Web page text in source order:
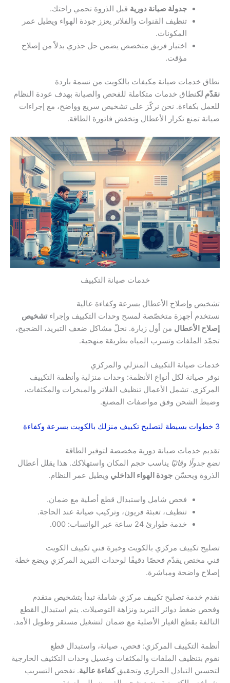
جدولة صيانة دورية قبل الذروة تحمي راحتك.
تنظيف القنوات والفلاتر يعزز جودة الهواء ويطيل عمر
المكونات.
اختيار فريق متخصص يضمن حل جذري بدلاً من إصلاح
مؤقت.
نطاق خدمات صيانة مكيفات بالكويت من نسمة باردة
نقدّم لكنطاق خدمات متكاملة للفحص والصيانة بهدف عودة النظام
للعمل بكفاءة. نحن نركّز على تشخيص سريع وواضح، مع إجراءات
صيانة تمنع تكرار الأعطال وتخفض فاتورة الطاقة.
خدمات صيانة التكييف
تشخيص وإصلاح الأعطال بسرعة وكفاءة عالية
نستخدم أجهزة متخصّصة لمسح وحدات التكييف وإجراءتشخيص
إصلاح الأعطال من أول زيارة. نحلّ مشاكل ضعف التبريد، الضجيج،
تجمّد الملفات وتسرب المياه بطريقة منهجية.
خدمات صيانة التكييف المنزلي والمركزي
نوفر صيانة لكل أنواع الأنظمة: وحدات منزلية وأنظمة التكييف
المركزي. تشمل الأعمال تنظيف الفلاتر والمبخرات والمكثفات،
وضبط الشحن وفق مواصفات المصنع.
3 خطوات بسيطة لتصليح تكييف منزلك بالكويت بسرعة وكفاءة
تقديم خدمات صيانة دورية مخصصة لتوفير الطاقة
نضع جدولًا وقائيًا يناسب حجم المكان واستهلاكك. هذا يقلل أعطال
الذروة ويحسّن جودة الهواء الداخلي ويطيل عمر النظام.
فحص شامل واستبدال قطع أصلية مع ضمان.
تنظيف، تعبئة فريون، وتركيب صيانة عند الحاجة.
خدمة طوارئ 24 ساعة عبر الواتساب: 000.
تصليح تكييف مركزي بالكويت وخبرة فني تكييف الكويت
فني مختص يقدّم فحصًا دقيقًا لوحدات التبريد المركزي ويضع خطة
إصلاح واضحة ومباشرة.
نقدم خدمة تصليح تكييف مركزي شاملة تبدأ بتشخيص متقدم
وفحص ضغط دوائر التبريد ونزاهة التوصيلات. يتم استبدال القطع
التالفة بقطع الغيار الأصلية مع ضمان لتشغيل مستقر وطويل الأمد.
أنظمة التكييف المركزي: فحص، صيانة، واستبدال قطع
نقوم بتنظيف الملفات والمكثفات وغسيل وحدات التكثيف الخارجية
لتحسين التبادل الحراري وتحقيقكفاءة عالية. نفحص التسريب